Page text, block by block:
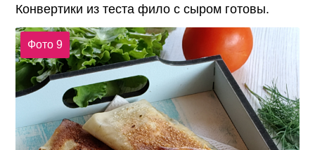
Конвертики из теста фило с сыром готовы.
Фото 9